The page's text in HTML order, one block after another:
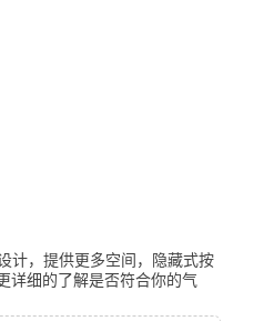
计，提供更多空间，隐藏式按
详细的了解是否符合你的气